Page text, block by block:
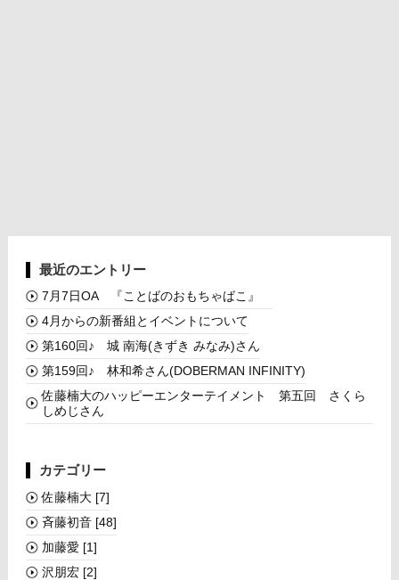
最近のエントリー
7月7日OA 『ことばのおもちゃばこ』
4月からの新番組とイベントについて
第160回♪ 城 南海(きずき みなみ)さん
第159回♪ 林和希さん(DOBERMAN INFINITY)
佐藤楠大のハッピーエンターテイメント 第五回 さくら
しめじさん
カテゴリー
佐藤楠大 [7]
斉藤初音 [48]
加藤愛 [1]
沢朋宏 [2]